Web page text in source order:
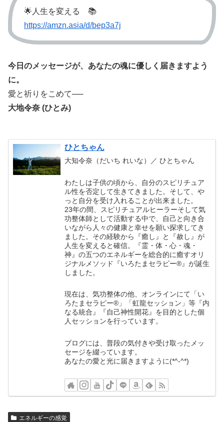
🌟人生を変える 📚
https://amzn.asia/d/bep3a7j
今日のメッセージが、あなたの魂に優しく届きますよう
に。
愛と祈りをこめて──
大地令奈 (ひとみ)
ひとちゃん
大知令奈（だいち れいな）／ ひとちゃん
わたしは子供の頃から、自分のスピリチュア
ル性を否定して生きてきました。そして、や
っと自分を受け入れることが出来ました。
23年の間、スピリチュアルヒーラーそして気
功整体師として活動する中で、自己と向き合
いながら人々の健康と幸せを願い探求してき
ました。その経験から『癒し』と『赦し』が
人生を変えると確信。『霊・体・心・魂・
神』の五つのエネルギーを総合的に癒すオリ
ジナルメソッド『いろたまセラピー®』が誕生
しました。
現在は、気功整体の他、オンラインにて「い
ろたまセラピー®」「虹龍セッション」等『内
なる統合』『自己神性開花』を目的とした個
人セッションを行っています。
ブログには、普段の気付きや受け取ったメッ
セージを綴っています。
あなたの愛と光に届きますように(*^-^*)
エネルギーの感覚